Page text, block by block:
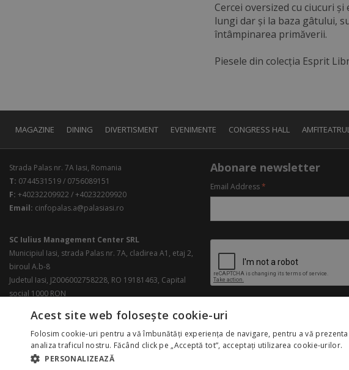
Cercei oversized cu ciucuri
lungi dar și la baza gâtului,
întâmpinarea primăverii.
Piesele din colecția Esprit
MAGAZINE DINING DIVERTISMENT EVENIMENTE CONGRESS HALL
Strada Palas nr. 7A Iasi, Romania
T: 0744531519 / 0756089151
F: +40232209922 / +40232209920
Email: cinfopalas.a@palasiasi.ro
SC Iulius Management Center SRL
Municipiul Iasi, strada Palas nr. 7A, cladirea A1, etaj 2,
biroul A.b-8
Judetul Iasi, J2006002758228, RO 19181463, Capital
social 1000 RON
Abonare newsletter
Email Address*
Acest site web folosește cookie-uri
Folosim cookie-uri pentru a vă îmbunătăți experiența de navigare, pentru a vă
analiza traficul nostru. Făcând click pe „Acceptă tot”, acceptați utilizarea cookie-urilor.
PERSONALIZEAZĂ